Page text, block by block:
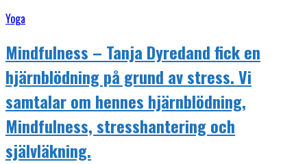
Yoga
Mindfulness – Tanja Dyredand fick en
hjärnblödning på grund av stress. Vi
samtalar om hennes hjärnblödning,
Mindfulness, stresshantering och
självläkning.